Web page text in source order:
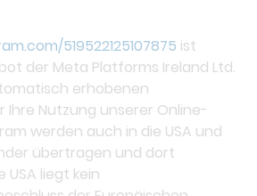
519522125107875 ist
der Meta Platforms Ireland Ltd.
erhobenen
Nutzung unserer Online-
werden auch in die USA und
übertragen und dort
USA liegt kein